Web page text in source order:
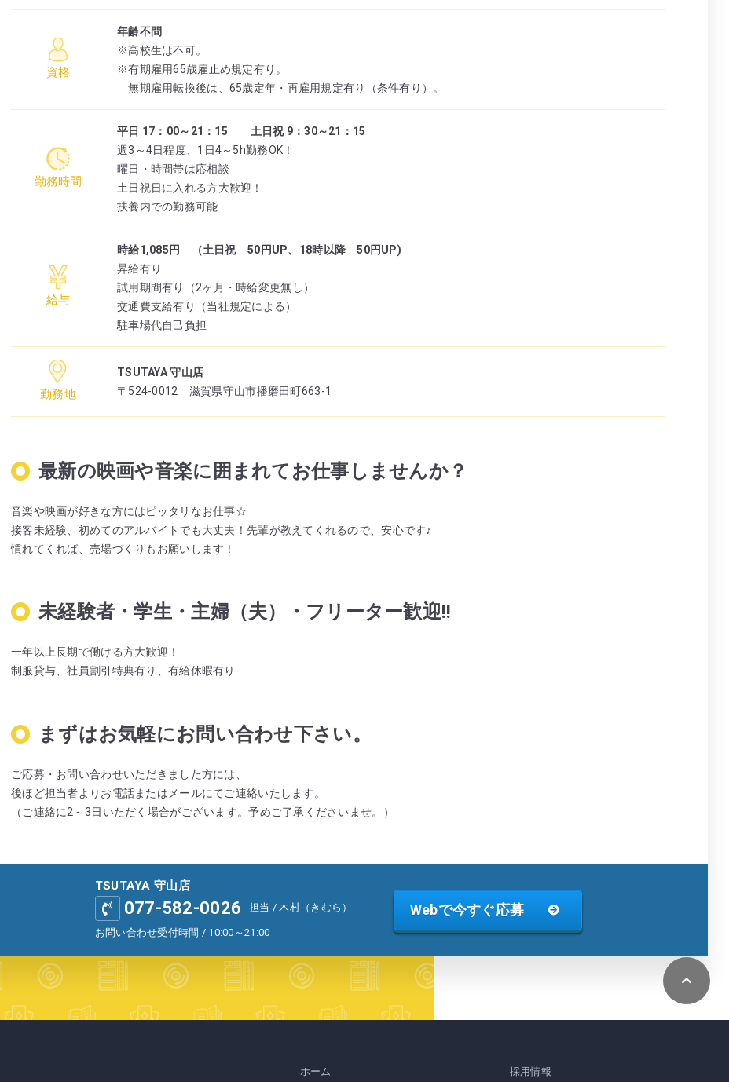
資格
年齢不問
※高校生は不可。
※有期雇用65歳雇止め規定有り。
無期雇用転換後は、65歳定年・再雇用規定有り（条件有り）。
勤務時間
平日 17：00～21：15 土日祝 9：30～21：15
週3～4日程度、1日4～5h勤務OK！
曜日・時間帯は応相談
土日祝日に入れる方大歓迎！
扶養内での勤務可能
給与
時給1,085円 （土日祝 50円UP、18時以降 50円UP)
昇給有り
試用期間有り（2ヶ月・時給変更無し）
交通費支給有り（当社規定による）
駐車場代自己負担
勤務地
TSUTAYA 守山店
〒524-0012 滋賀県守山市播磨田町663-1
最新の映画や音楽に囲まれてお仕事しませんか？
音楽や映画が好きな方にはピッタリなお仕事☆
接客未経験、初めてのアルバイトでも大丈夫！先輩が教えてくれるので、安心です♪
慣れてくれば、売場づくりもお願いします！
未経験者・学生・主婦（夫）・フリーター歓迎!!
一年以上長期で働ける方大歓迎！
制服貸与、社員割引特典有り、有給休暇有り
まずはお気軽にお問い合わせ下さい。
ご応募・お問い合わせいただきました方には、
後ほど担当者よりお電話またはメールにてご連絡いたします。
（ご連絡に2～3日いただく場合がございます。予めご了承くださいませ。）
TSUTAYA 守山店
077-582-0026 担当 / 木村（きむら）
お問い合わせ受付時間 / 10:00～21:00
Webで今すぐ応募
ホーム 採用情報